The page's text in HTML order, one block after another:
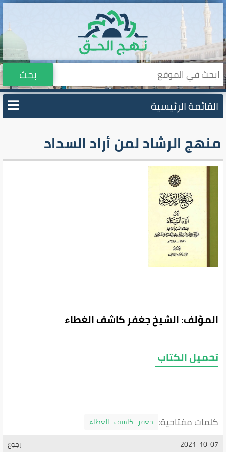
بحث
القائمة الرئيسية
منهج الرشاد لمن أراد السداد
المؤلف: الشيخ جغفر كاشف الغطاء
تحميل الكتاب
كلمات مفتاحية: جعفر_كاشف_الغطاء
رجوع
2021-10-07